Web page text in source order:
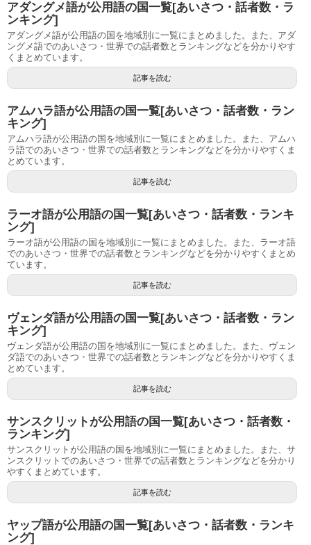
アダングメ語が公用語の国一覧[あいさつ・話者数・ラ
ンキング]
アダングメ語が公用語の国を地域別に一覧にまとめました。また、アダ
ングメ語でのあいさつ・世界での話者数とランキングなどを分かりやす
くまとめています。
記事を読む
アムハラ語が公用語の国一覧[あいさつ・話者数・ラン
キング]
アムハラ語が公用語の国を地域別に一覧にまとめました。また、アムハ
ラ語でのあいさつ・世界での話者数とランキングなどを分かりやすくま
とめています。
記事を読む
ラーオ語が公用語の国一覧[あいさつ・話者数・ランキ
ング]
ラーオ語が公用語の国を地域別に一覧にまとめました。また、ラーオ語
でのあいさつ・世界での話者数とランキングなどを分かりやすくまとめ
ています。
記事を読む
ヴェンダ語が公用語の国一覧[あいさつ・話者数・ラン
キング]
ヴェンダ語が公用語の国を地域別に一覧にまとめました。また、ヴェン
ダ語でのあいさつ・世界での話者数とランキングなどを分かりやすくま
とめています。
記事を読む
サンスクリットが公用語の国一覧[あいさつ・話者数・
ランキング]
サンスクリットが公用語の国を地域別に一覧にまとめました。また、サ
ンスクリットでのあいさつ・世界での話者数とランキングなどを分かり
やすくまとめています。
記事を読む
ヤップ語が公用語の国一覧[あいさつ・話者数・ランキ
ング]